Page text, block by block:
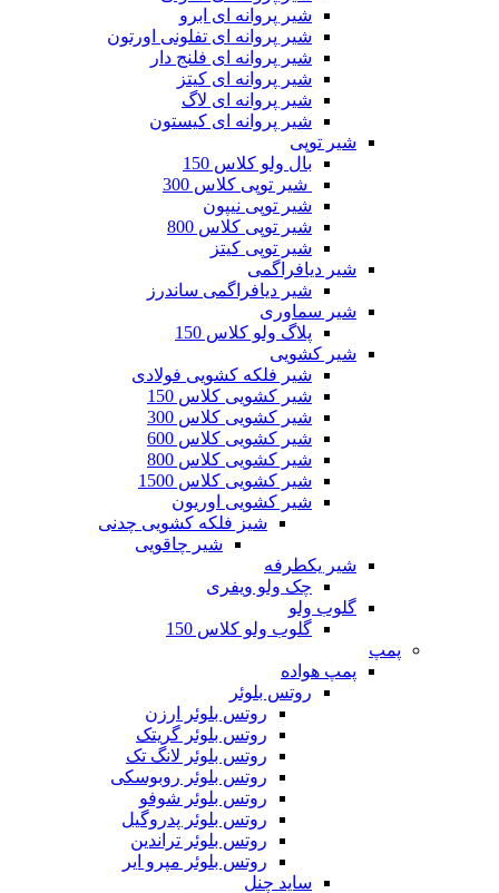
شیر پروانه ای ابرو
شیر پروانه ای تفلونی اورتون
شیر پروانه ای فلنج دار
شیر پروانه ای کیتز
شیر پروانه ای لاگ
شیر پروانه ای کیستون
شیر توپی
بال ولو کلاس 150
شیر توپی کلاس 300
شیر توپی نیپون
شیر توپی کلاس 800
شیر توپی کیتز
شیر دیافراگمی
شیر دیافراگمی ساندرز
شیر سماوری
پلاگ ولو کلاس 150
شیر کشویی
شیر فلکه کشویی فولادی
شیر کشویی کلاس 150
شیر کشویی کلاس 300
شیر کشویی کلاس 600
شیر کشویی کلاس 800
شیر کشویی کلاس 1500
شیر کشویی اوریون
شیز فلکه کشویی چدنی
شیر چاقویی
شیر یکطرفه
چک ولو ویفری
گلوب ولو
گلوب ولو کلاس 150
پمپ
پمپ هواده
روتس بلوئر
روتس بلوئر ارزن
روتس بلوئر گریتک
روتس بلوئر لانگ تک
روتس بلوئر روبوسکی
روتس بلوئر شوفو
روتس بلوئر پدروگیل
روتس بلوئر تراندین
روتس بلوئر مپرو ایر
ساید چنل